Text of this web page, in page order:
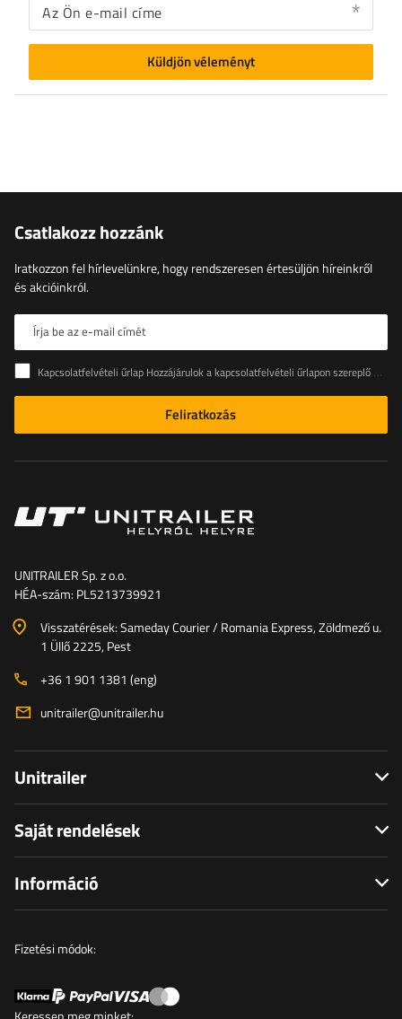
Az Ön e-mail címe
Küldjön véleményt
Csatlakozz hozzánk
Iratkozzon fel hírlevelünkre, hogy rendszeresen értesüljön híreinkről
és akcióinkról.
Írja be az e-mail címét
Kapcsolatfelvételi űrlap Hozzájárulok a kapcsolatfelvételi űrlapon szereplő személyes adataimnak az Európai Parlament és a Tanács (EU) rendeletével összhangban történő kezeléséhez
Feliratkozás
UNITRAILER Sp. z o.o.
HÉA-szám: PL5213739921
Visszatérések: Sameday Courier / Romania Express, Zöldmező u.
1 Üllő 2225, Pest
+36 1 901 1381 (eng)
unitrailer@unitrailer.hu
Unitrailer
Saját rendelések
Információ
Fizetési módok: